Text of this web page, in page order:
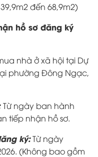
đến 68,9m2)
hồ sơ đăng ký
nhà ở xã hội tại Dự
phường Đông Ngạc,
Từ ngày ban hành
tiếp nhận hồ sơ.
ký:Từ ngày
(Không bao gồm